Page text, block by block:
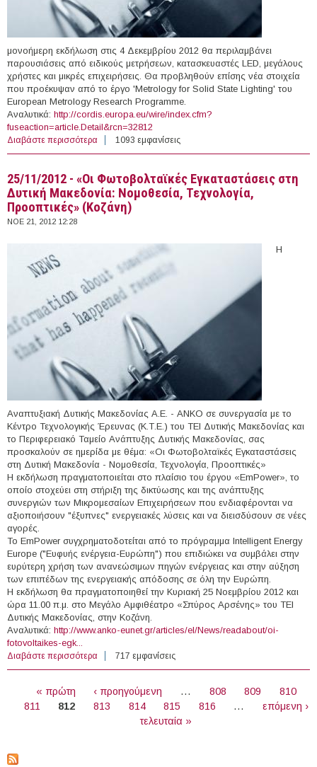
μονοήμερη εκδήλωση στις 4 Δεκεμβρίου 2012 θα περιλαμβάνει
παρουσιάσεις από ειδικούς μετρήσεων, κατασκευαστές LED, μεγάλους
χρήστες και μικρές επιχειρήσεις. Θα προβληθούν επίσης νέα στοιχεία
που προέκυψαν από το έργο 'Metrology for Solid State Lighting' του
European Metrology Research Programme.
Αναλυτικά: http://cordis.europa.eu/wire/index.cfm?
fuseaction=article.Detail&rcn=32812
Διαβάστε περισσότερα για 4/12/2012 - Βέλτιστες Πρακτικές στον Οδικό
Φωτισμό LED (Teddington, Ηνωμένο Βασίλειο)
1093 εμφανίσεις
25/11/2012 - «Οι Φωτοβολταϊκές Εγκαταστάσεις στη
Δυτική Μακεδονία: Νομοθεσία, Τεχνολογία,
Προοπτικές» (Κοζάνη)
ΝΟΕ 21, 2012 12:28
Η
Αναπτυξιακή Δυτικής Μακεδονίας Α.Ε. - ΑΝΚΟ σε συνεργασία με το
Κέντρο Τεχνολογικής Έρευνας (Κ.Τ.Ε.) του ΤΕΙ Δυτικής Μακεδονίας και
τo Περιφερειακό Ταμείο Ανάπτυξης Δυτικής Μακεδονίας, σας
προσκαλούν σε ημερίδα με θέμα: «Οι Φωτοβολταϊκές Εγκαταστάσεις
στη Δυτική Μακεδονία - Νομοθεσία, Τεχνολογία, Προοπτικές»
Η εκδήλωση πραγματοποιείται στο πλαίσιο του έργου «EmPower», το
οποίο στοχεύει στη στήριξη της δικτύωσης και της ανάπτυξης
συνεργιών των Μικρομεσαίων Επιχειρήσεων που ενδιαφέρονται να
αξιοποιήσουν "έξυπνες" ενεργειακές λύσεις και να διεισδύσουν σε νέες
αγορές.
Το EmPower συγχρηματοδοτείται από το πρόγραμμα Intelligent Energy
Europe ("Ευφυής ενέργεια-Ευρώπη") που επιδιώκει να συμβάλει στην
ευρύτερη χρήση των ανανεώσιμων πηγών ενέργειας και στην αύξηση
των επιπέδων της ενεργειακής απόδοσης σε όλη την Ευρώπη.
Η εκδήλωση θα πραγματοποιηθεί την Κυριακή 25 Νοεμβρίου 2012 και
ώρα 11.00 π.μ. στο Μεγάλο Αμφιθέατρο «Σπύρος Αρσένης» του ΤΕΙ
Δυτικής Μακεδονίας, στην Κοζάνη.
Αναλυτικά: http://www.anko-eunet.gr/articles/el/News/readabout/oi-
fotovoltaikes-egk...
Διαβάστε περισσότερα για 25/11/2012 - «Οι Φωτοβολταϊκές Εγκαταστάσεις
στη Δυτική Μακεδονία: Νομοθεσία, Τεχνολογία,
717 εμφανίσεις
« πρώτη ‹ προηγούμενη … 808 809
810
811
812 813 814 815 816 …
επόμενη ›
τελευταία »